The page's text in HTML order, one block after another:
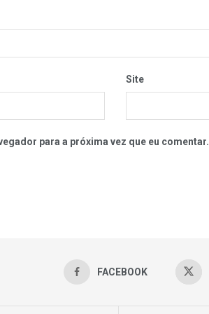
Site
para a próxima vez que eu comentar.
FACEBOOK